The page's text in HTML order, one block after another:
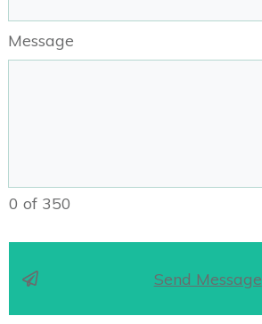
Message
0 of 350
Send Message